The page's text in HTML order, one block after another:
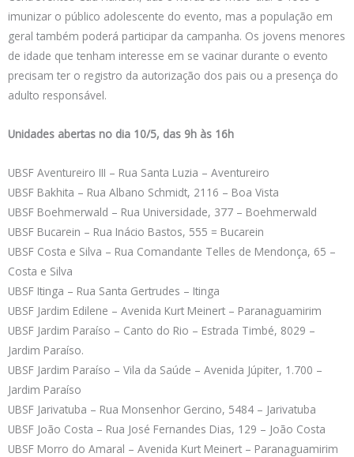
imunizar o público adolescente do evento, mas a população em
geral também poderá participar da campanha. Os jovens menores
de idade que tenham interesse em se vacinar durante o evento
precisam ter o registro da autorização dos pais ou a presença do
adulto responsável.
Unidades abertas no dia 10/5, das 9h às 16h
UBSF Aventureiro III – Rua Santa Luzia – Aventureiro
UBSF Bakhita – Rua Albano Schmidt, 2116 – Boa Vista
UBSF Boehmerwald – Rua Universidade, 377 – Boehmerwald
UBSF Bucarein – Rua Inácio Bastos, 555 = Bucarein
UBSF Costa e Silva – Rua Comandante Telles de Mendonça, 65 –
Costa e Silva
UBSF Itinga – Rua Santa Gertrudes – Itinga
UBSF Jardim Edilene – Avenida Kurt Meinert – Paranaguamirim
UBSF Jardim Paraíso – Canto do Rio – Estrada Timbé, 8029 –
Jardim Paraíso.
UBSF Jardim Paraíso – Vila da Saúde – Avenida Júpiter, 1.700 –
Jardim Paraíso
UBSF Jarivatuba – Rua Monsenhor Gercino, 5484 – Jarivatuba
UBSF João Costa – Rua José Fernandes Dias, 129 – João Costa
UBSF Morro do Amaral – Avenida Kurt Meinert – Paranaguamirim